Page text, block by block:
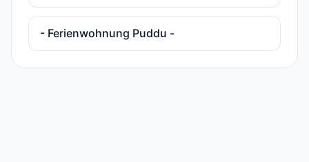
- Ferienwohnung Puddu -